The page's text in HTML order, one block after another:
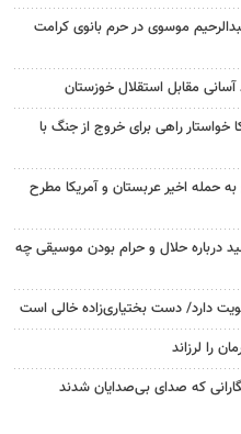
موسوی در حرم بانوی کرامت
آسانی مقابل استقلال خوزستان
راهی برای خروج از جنگ با
حمله اخیر عربستان و آمریکا مطرح
درباره حلال و حرام بودن موسیقی چه
دارد/ دست بختیاری‌زاده خالی است
که صدای بی‌صدایان شدند